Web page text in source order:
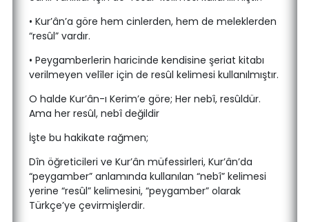
• Kur’ân’a göre hem cinlerden, hem de meleklerden
“resûl” vardır.
• Peygamberlerin haricinde kendisine şeriat kitabı
verilmeyen velîler için de resûl kelimesi kullanılmıştır.
O halde Kur’ân-ı Kerim’e göre; Her nebî, resûldür.
Ama her resûl, nebî değildir
İşte bu hakikate rağmen;
Dîn öğreticileri ve Kur’ân müfessirleri, Kur’ân’da
“peygamber” anlamında kullanılan “nebî” kelimesi
yerine “resûl” kelimesini, “peygamber” olarak
Türkçe’ye çevirmişlerdir.